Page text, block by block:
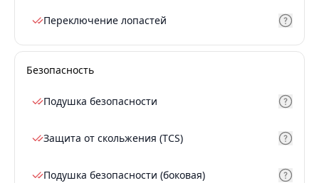
Переключение лопастей
Безопасность
Подушка безопасности
Защита от скольжения (TCS)
Подушка безопасности (боковая)